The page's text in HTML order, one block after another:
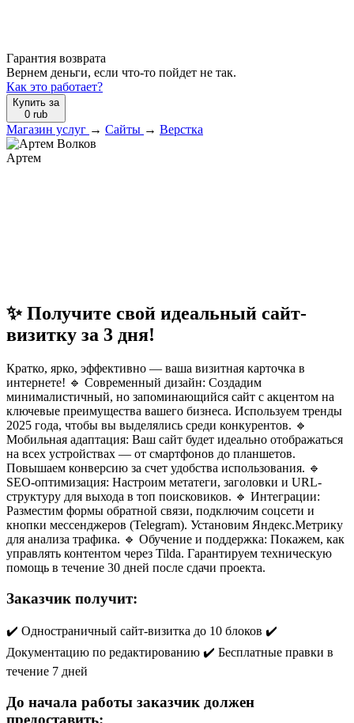
Гарантия возврата
Вернем деньги, если что-то пойдет не так.
Как это работает?
Купить за
0 rub
Магазин услуг → Сайты → Верстка
Артем
✨ Получите свой идеальный сайт-
визитку за 3 дня!
Кратко, ярко, эффективно — ваша визитная карточка в
интернете! 🔹 Современный дизайн: Создадим
минималистичный, но запоминающийся сайт с акцентом на
ключевые преимущества вашего бизнеса. Используем тренды
2025 года, чтобы вы выделялись среди конкурентов. 🔹
Мобильная адаптация: Ваш сайт будет идеально отображаться
на всех устройствах — от смартфонов до планшетов.
Повышаем конверсию за счет удобства использования. 🔹
SEO-оптимизация: Настроим метатеги, заголовки и URL-
структуру для выхода в топ поисковиков. 🔹 Интеграции:
Разместим формы обратной связи, подключим соцсети и
кнопки мессенджеров (Telegram). Установим Яндекс.Метрику
для анализа трафика. 🔹 Обучение и поддержка: Покажем, как
управлять контентом через Tilda. Гарантируем техническую
помощь в течение 30 дней после сдачи проекта.
Заказчик получит:
✔️ Одностраничный сайт-визитка до 10 блоков ✔️
Документацию по редактированию ✔️ Бесплатные правки в
течение 7 дней
До начала работы заказчик должен
предоставить: